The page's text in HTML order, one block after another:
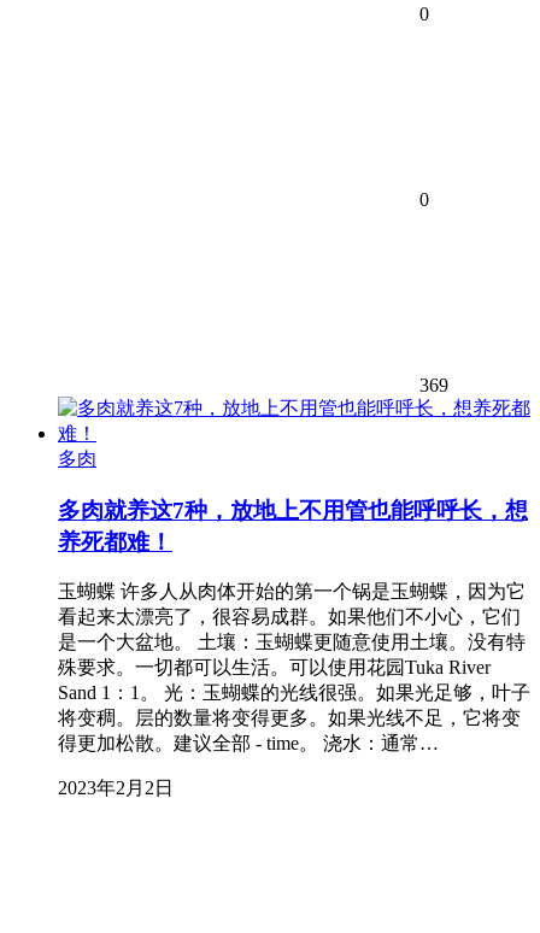
0
0
369
多肉
多肉就养这7种，放地上不用管也能呼呼长，想
养死都难！
玉蝴蝶 许多人从肉体开始的第一个锅是玉蝴蝶，因为它
看起来太漂亮了，很容易成群。如果他们不小心，它们
是一个大盆地。 土壤：玉蝴蝶更随意使用土壤。没有特
殊要求。一切都可以生活。可以使用花园Tuka River
Sand 1：1。 光：玉蝴蝶的光线很强。如果光足够，叶子
将变稠。层的数量将变得更多。如果光线不足，它将变
得更加松散。建议全部 - time。 浇水：通常…
2023年2月2日